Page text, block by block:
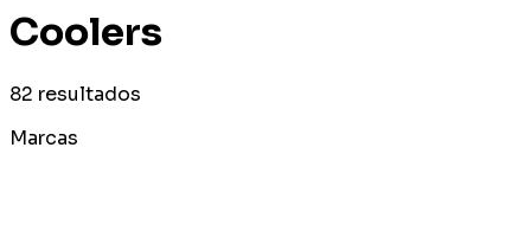
Coolers
82 resultados
Marcas